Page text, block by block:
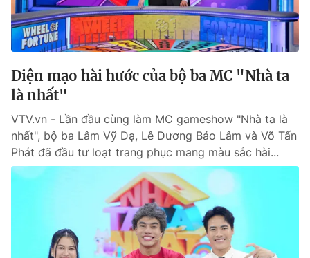
Diện mạo hài hước của bộ ba MC "Nhà ta
là nhất"
VTV.vn - Lần đầu cùng làm MC gameshow "Nhà ta là
nhất", bộ ba Lâm Vỹ Dạ, Lê Dương Bảo Lâm và Võ Tấn
Phát đã đầu tư loạt trang phục mang màu sắc hài...